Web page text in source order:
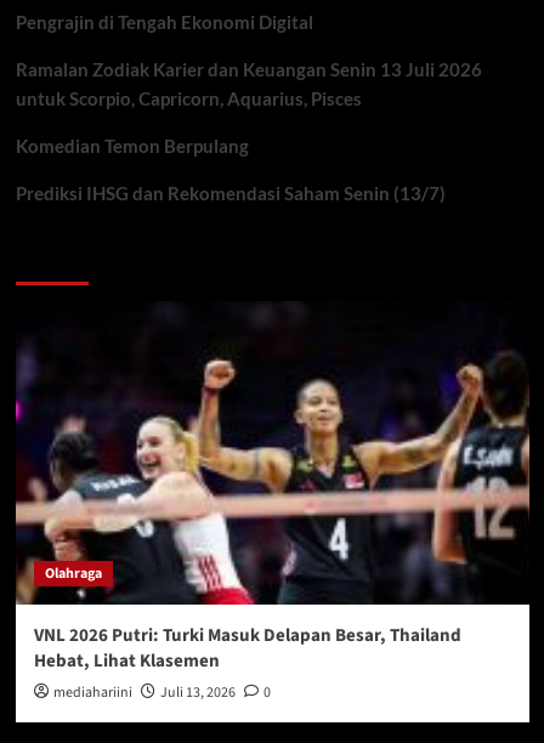
Pengrajin di Tengah Ekonomi Digital
Ramalan Zodiak Karier dan Keuangan Senin 13 Juli 2026
untuk Scorpio, Capricorn, Aquarius, Pisces
Komedian Temon Berpulang
Prediksi IHSG dan Rekomendasi Saham Senin (13/7)
Olahraga
VNL 2026 Putri: Turki Masuk Delapan Besar, Thailand
Hebat, Lihat Klasemen
mediahariini Juli 13, 2026 0